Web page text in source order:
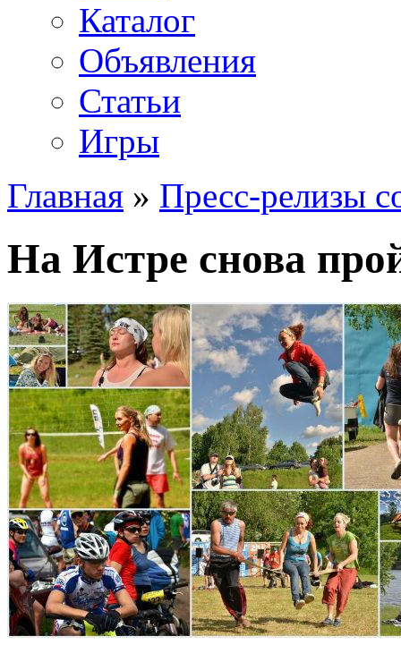
Каталог
Объявления
Статьи
Игры
Главная » Пресс-релизы
На Истре снова